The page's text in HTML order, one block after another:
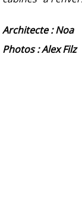
Architecte : Noa
Photos : Alex Filz